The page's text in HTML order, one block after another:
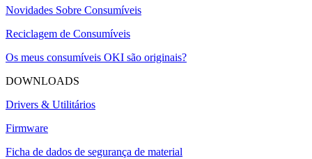
Novidades Sobre Consumíveis
Reciclagem de Consumíveis
Os meus consumíveis OKI são originais?
DOWNLOADS
Drivers & Utilitários
Firmware
Ficha de dados de segurança de material